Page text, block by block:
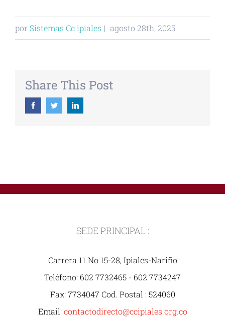
por Sistemas Cc ipiales | agosto 28th, 2025
Share This Post
FacebookTwitterLinkedin
SEDE PRINCIPAL :
Carrera 11 No 15-28, Ipiales-Nariño
Teléfono: 602 7732465 - 602 7734247
Fax: 7734047 Cod. Postal : 524060
Email: contactodirecto@ccipiales.org.co